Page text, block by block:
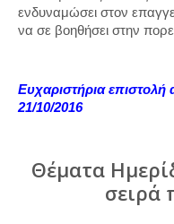
ενδυναμώσει στον
να σε βοηθήσει στην
Ευχαριστήρια
21/10/2016
Θέματα
σειρά